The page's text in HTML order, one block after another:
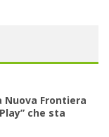
Nuova Frontiera
che sta